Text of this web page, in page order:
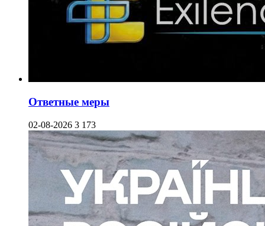
Ответные меры
02-08-2026 3 173